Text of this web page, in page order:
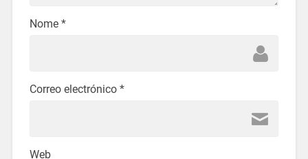
Nome *
Correo electrónico *
Web